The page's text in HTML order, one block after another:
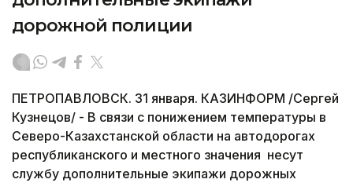
дорожной полиции
ПЕТРОПАВЛОВСК. 31 января. КАЗИНФОРМ /Сергей
Кузнецов/ - В связи с понижением температуры в
Северо-Казахстанской области на автодорогах
республиканского и местного значения несут
службу дополнительные экипажи дорожных